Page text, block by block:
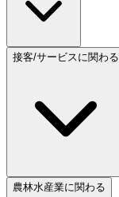
接客/サービスに関わる
農林水産業に関わる